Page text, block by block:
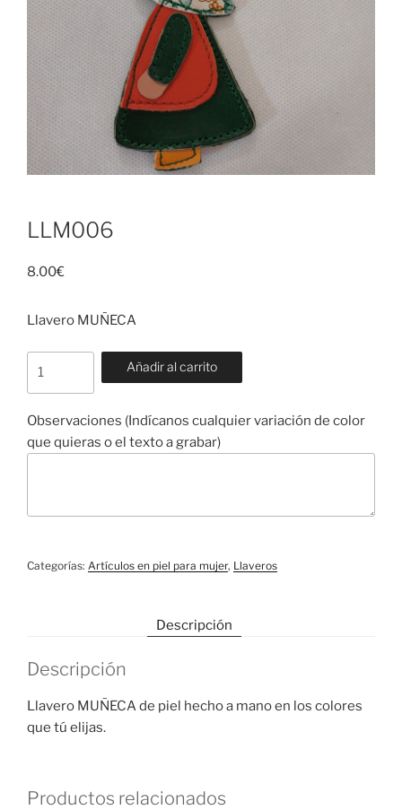
LLM006
8.00€
Llavero MUÑECA
Añadir al carrito
Observaciones (Indícanos cualquier variación de color
que quieras o el texto a grabar)
Categorías: Artículos en piel para mujer, Llaveros
Descripción
Descripción
Llavero MUÑECA de piel hecho a mano en los colores
que tú elijas.
Productos relacionados